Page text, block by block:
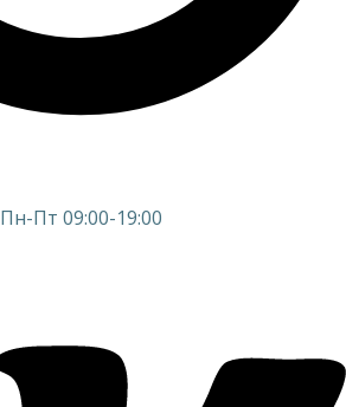
Пн-Пт 09:00-19:00